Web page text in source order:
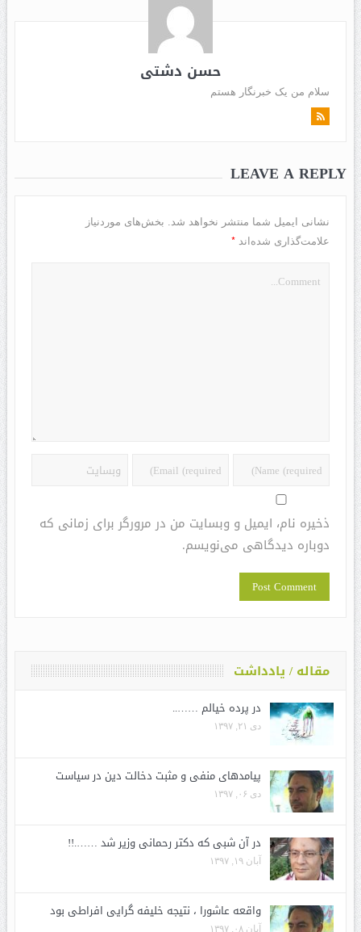
حسن دشتی
سلام من یک خبرنگار هستم
LEAVE A REPLY
نشانی ایمیل شما منتشر نخواهد شد. بخش‌های موردنیاز
علامت‌گذاری شده‌اند *
ذخیره نام، ایمیل و وبسایت من در مرورگر برای زمانی که
دوباره دیدگاهی می‌نویسم.
مقاله / یادداشت
در پرده خیالم ……..
دی ۲۱, ۱۳۹۷
پیامدهای منفی و مثبت دخالت دین در سیاست
دی ۰۶, ۱۳۹۷
در آن شبی که دکتر رحمانی وزیر شد …….!!
آبان ۱۹, ۱۳۹۷
واقعه عاشورا ، نتیجه خلیفه گرایی افراطی بود
آبان ۰۸, ۱۳۹۷